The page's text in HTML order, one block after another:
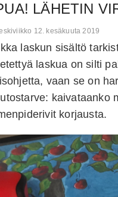
LÄHETIN
12. kesäkuuta 2019
laskun sisältö
laskua on silti
vaan se on
kaivataanko
korjausta.